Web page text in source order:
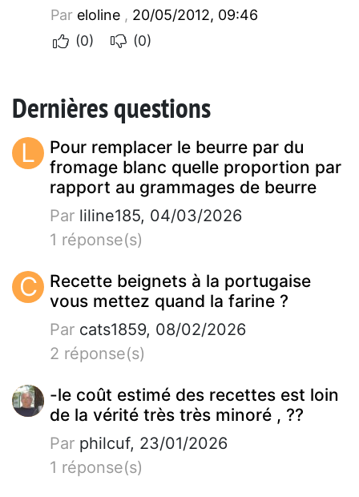
Par eloline , 20/05/2012, 09:46
(0)
(0)
Dernières questions
L
Pour remplacer le beurre par du
fromage blanc quelle proportion par
rapport au grammages de beurre
Par liline185, 04/03/2026
1 réponse(s)
C
Recette beignets à la portugaise
vous mettez quand la farine ?
Par cats1859, 08/02/2026
2 réponse(s)
-le coût estimé des recettes est loin
de la vérité très très minoré , ??
Par philcuf, 23/01/2026
1 réponse(s)